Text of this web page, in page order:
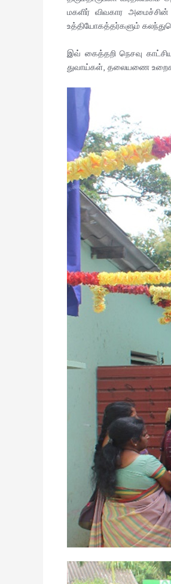
மகளிர் விவகார அமைச்சின்
உத்தியோகத்தர்களும்
இவ் கைத்தறி நெசவு
துவாய்கள், தலையணை உறைகள்,